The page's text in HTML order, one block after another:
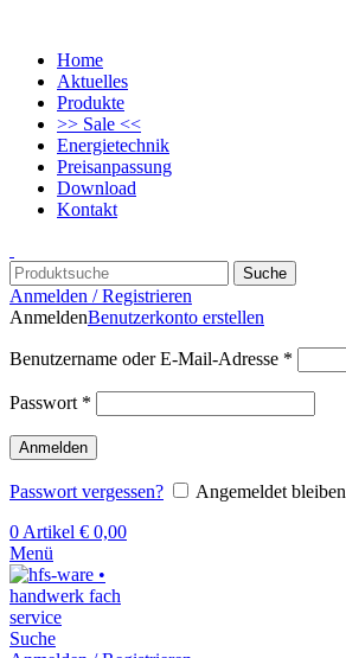
Home
Aktuelles
Produkte
>> Sale <<
Energietechnik
Preisanpassung
Download
Kontakt
Suche
Anmelden / Registrieren
AnmeldenBenutzerkonto erstellen
Benutzername oder E-Mail-Adresse *
Passwort *
Anmelden
Passwort vergessen?
Angemeldet bleiben
0 Artikel € 0,00
Menü
Suche